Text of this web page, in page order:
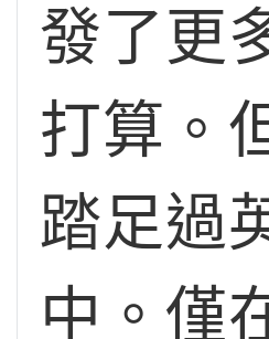
發了更
打算。
踏足過
中。僅